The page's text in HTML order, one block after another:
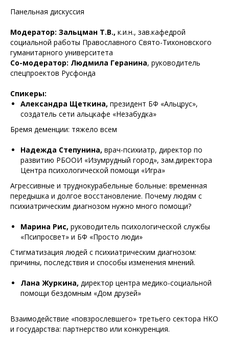
Панельная дискуссия
Модератор: Зальцман Т.В., к.и.н., зав.кафедрой
социальной работы Православного Свято-Тихоновского
гуманитарного университета
Со-модератор: Людмила Геранина, руководитель
спецпроектов Русфонда
Спикеры:
Александра Щеткина, президент БФ «Альцрус»,
создатель сети альцкафе «Незабудка»
Бремя деменции: тяжело всем
Надежда Степунина, врач-психиатр, директор по
развитию РБООИ «Изумрудный город», зам.директора
Центра психологической помощи «Игра»
Агрессивные и труднокурабельные больные: временная
передышка и долгое восстановление. Почему людям с
психиатрическим диагнозом нужно много помощи?
Марина Рис, руководитель психологической службы
«Псипросвет» и БФ «Просто люди»
Стигматизация людей с психиатрическим диагнозом:
причины, последствия и способы изменения мнений.
Лана Журкина, директор центра медико-социальной
помощи бездомным «Дом друзей»
Взаимодействие «повзрослевшего» третьего сектора НКО
и государства: партнерство или конкуренция.